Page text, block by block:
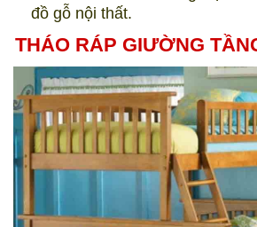
đồ gỗ nội thất.
THÁO RÁP GIƯỜNG